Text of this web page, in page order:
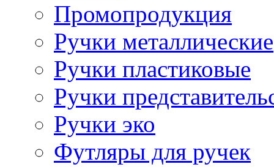
Промопродукция
Ручки металлические
Ручки пластиковые
Ручки
Ручки эко
Футляры для ручек